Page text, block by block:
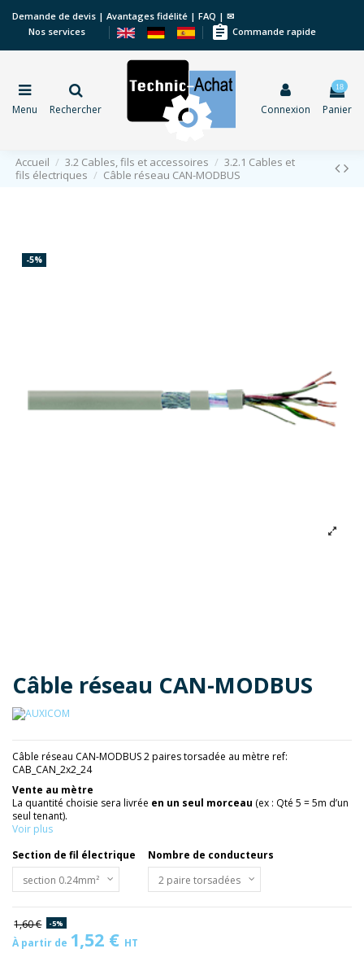
Demande de devis | Avantages fidélité | FAQ | ✉
Nos services
assignment Commande rapide
Menu Rechercher Connexion
18
Panier
Accueil 3.2 Cables, fils et accessoires
3.2.1 Cables et
fils électriques
Câble réseau CAN-MODBUS
-5%
Câble réseau CAN-MODBUS
Câble réseau CAN-MODBUS 2 paires torsadée au mètre ref:
CAB_CAN_2x2_24
Vente au mètre
La quantité choisie sera livrée en un seul morceau (ex : Qté 5 = 5m d’un
seul tenant).
Voir plus
Section de fil électrique
Nombre de conducteurs
1,60 € -5%
À partir de 1,52 € HT